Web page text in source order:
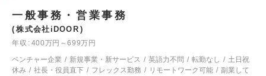
一般事務・営業事務
株式会社iDOOR
年収
400万円～699万円
ベンチャー企業
新規事業・新サービス 英語力不問 転勤なし
土日祝
休み
社長・役員直下 フレックス勤務 リモートワーク可能
副業して